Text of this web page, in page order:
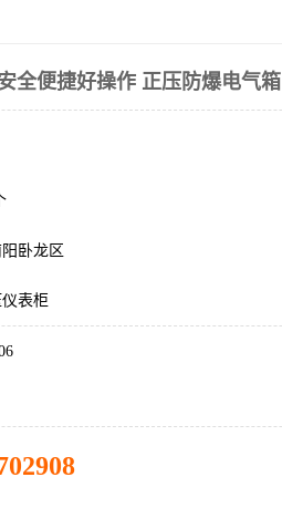
全便捷好操作 正压防爆电气箱
卧龙区
表柜